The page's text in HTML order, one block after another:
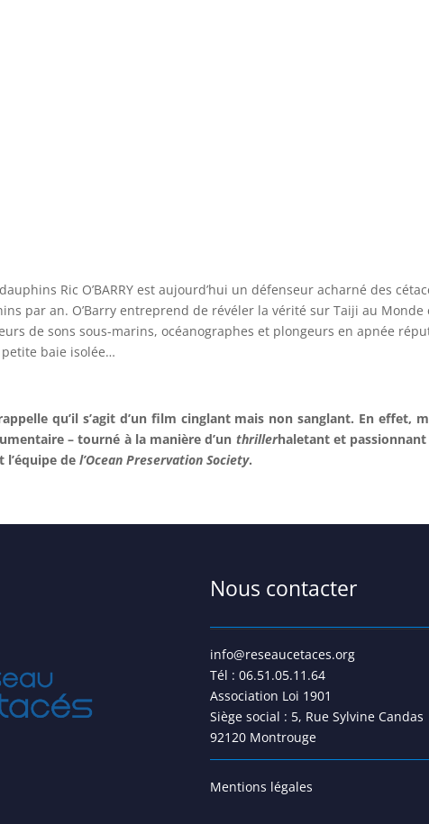
Ric O’BARRY est aujourd’hui un défenseur acharné des
par an. O’Barry entreprend de révéler la vérité sur Taiji au
de sons sous-marins, océanographes et plongeurs en apnée
baie isolée…
rappelle qu’il s’agit d’un film cinglant mais non sanglant. En
– tourné à la manière d’un thrillerhaletant et
l’équipe del’Ocean Preservation Society.
Nous contacter
info@reseaucetaces.org
Tél : 06.51.05.11.64
Association Loi 1901
Siège social : 5, Rue Sylvine Candas
92120 Montrouge
Mentions légales